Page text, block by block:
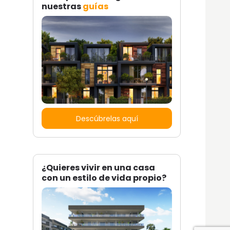
nuestrasguías
Descúbrelas aquí
¿Quieres vivir en una casa
con un estilo de vida propio?